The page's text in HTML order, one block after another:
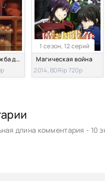
Ведьмина служба доставки [1989]
1 сезон, 12 серий
Магическая война
2014, BDRip 720p
длина комментария - 10